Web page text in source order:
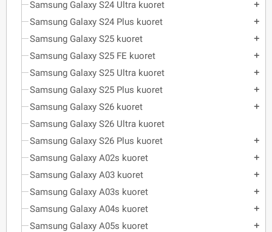
Samsung Galaxy S24 Ultra kuoret add
Samsung Galaxy S24 Plus kuoret add
Samsung Galaxy S25 kuoret add
Samsung Galaxy S25 FE kuoret add
Samsung Galaxy S25 Ultra kuoret add
Samsung Galaxy S25 Plus kuoret add
Samsung Galaxy S26 kuoret add
Samsung Galaxy S26 Ultra kuoret
Samsung Galaxy S26 Plus kuoret
add
Samsung Galaxy A02s kuoret add
Samsung Galaxy A03 kuoret add
Samsung Galaxy A03s kuoret add
Samsung Galaxy A04s kuoret add
Samsung Galaxy A05s kuoret add